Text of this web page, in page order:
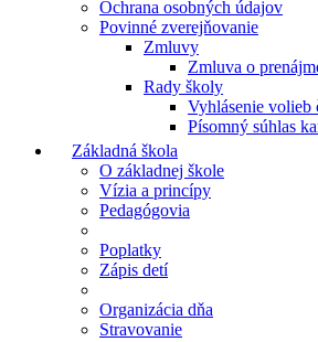
Ochrana osobných údajov
Povinné zverejňovanie
Zmluvy
Zmluva o
Rady školy
Vyhlásenie volieb
Písomný súhlas
Základná škola
O základnej škole
Vízia a princípy
Pedagógovia
Poplatky
Zápis detí
Organizácia dňa
Stravovanie